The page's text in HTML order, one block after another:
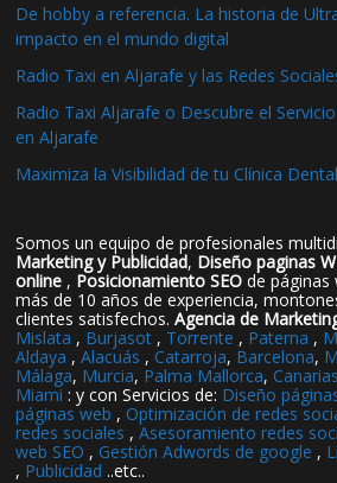
De hobby a referencia. La historia de
impacto en el mundo digital
Radio Taxi en Aljarafe y las Redes
Radio Taxi Aljarafe o Descubre el
en Aljarafe
Maximiza la Visibilidad de tu Clínica
Somos un equipo de profesionales
Marketing y Publicidad, Diseño paginas
online , Posicionamiento SEO de páginas
más de 10 años de experiencia,
clientes satisfechos.Agencia de
Mislata , Burjasot , Torrente , Paterna ,
Aldaya ,Alacuás , Catarroja, Barcelona,
Málaga, Murcia, Palma Mallorca, Canarias
Miami : y con Servicios de: Diseño
páginas web , Optimización de redes
redes sociales ,Asesoramiento redes
web SEO , Gestión Adwords de google ,
, Publicidad ..etc..